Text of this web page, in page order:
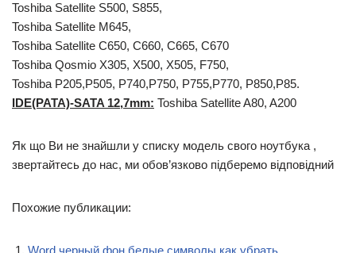
Toshiba Satellite S500, S855,
Toshiba Satellite M645,
Toshiba Satellite C650, C660, C665, C670
Toshiba Qosmio X305, X500, X505, F750,
Toshiba P205,P505, P740,P750, P755,P770, P850,P85.
IDE(PATA)-SATA 12,7mm: Toshiba Satellite A80, A200
Як що Ви не знайшли у списку модель свого ноутбука ,
звертайтесь до нас, ми обов’язково підберемо відповідний
Похожие публикации:
Word черный фон белые символы как убрать